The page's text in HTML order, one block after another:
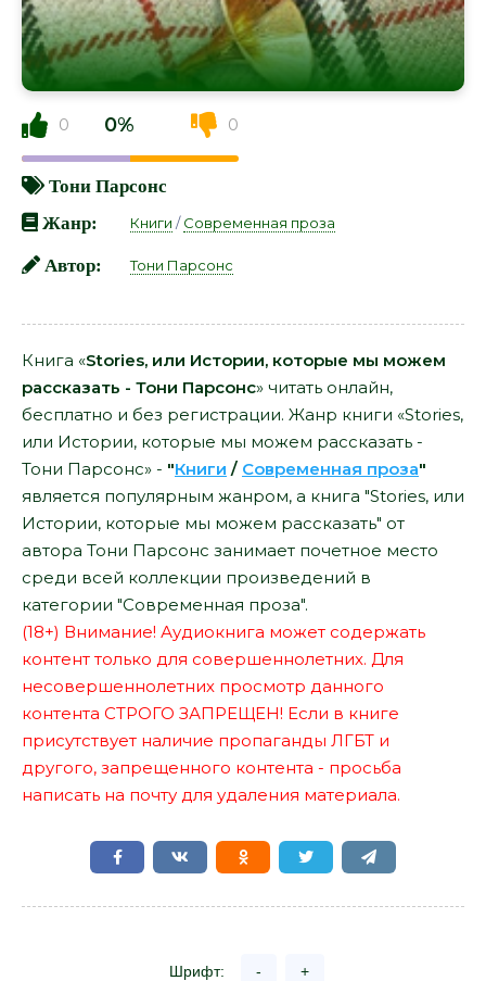
0 0% 0
Тони Парсонс
Жанр:
Книги /Современная проза
Автор: Тони Парсонс
Книга «Stories, или Истории, которые мы можем
рассказать - Тони Парсонс» читать онлайн,
бесплатно и без регистрации. Жанр книги «Stories,
или Истории, которые мы можем рассказать -
Тони Парсонс» - "Книги / Современная проза"
является популярным жанром, а книга "Stories, или
Истории, которые мы можем рассказать" от
автора Тони Парсонс занимает почетное место
среди всей коллекции произведений в
категории "Современная проза".
(18+) Внимание! Аудиокнига может содержать
контент только для совершеннолетних. Для
несовершеннолетних просмотр данного
контента СТРОГО ЗАПРЕЩЕН! Если в книге
присутствует наличие пропаганды ЛГБТ и
другого, запрещенного контента - просьба
написать на почту для удаления материала.
Шрифт: - +